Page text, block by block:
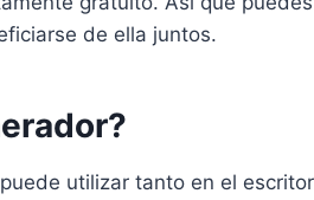
de ella juntos.
utilizar tanto en el